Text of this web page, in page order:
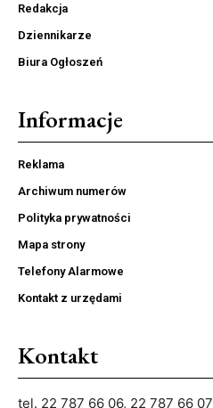
Redakcja
Dziennikarze
Biura Ogłoszeń
Informacje
Reklama
Archiwum numerów
Polityka prywatności
Mapa strony
Telefony Alarmowe
Kontakt z urzędami
Kontakt
tel. 22 787 66 06, 22 787 66 07